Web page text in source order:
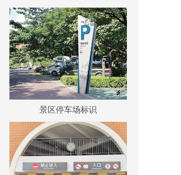
景区停车场标识